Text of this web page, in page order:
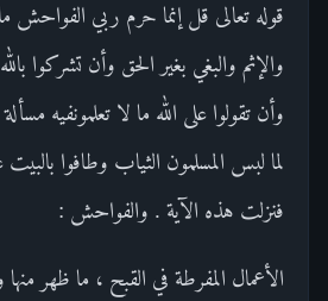
قوله تعالى قل إنما حرم ربي الفواحش
والإثم والبغي بغير الحق وأن تشركوا
وأن تقولوا على الله ما لا تعلمونفيه
لما لبس المسلمون الثياب وطافوا
فنزلت هذه الآية . والفواحش :
الأعمال المفرطة في القبح ، ما ظهر